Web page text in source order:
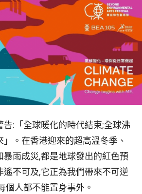
:「全球暖化的時代結束;全球沸
。在香港迎來的超高溫冬季、
暴雨成災,都是地球發出的紅色預
遙不可及,它正為我們帶來不可逆
個人都不能置身事外。